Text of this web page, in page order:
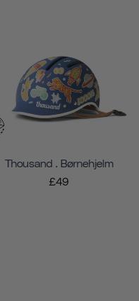
Thousand . Børnehjelm
£49